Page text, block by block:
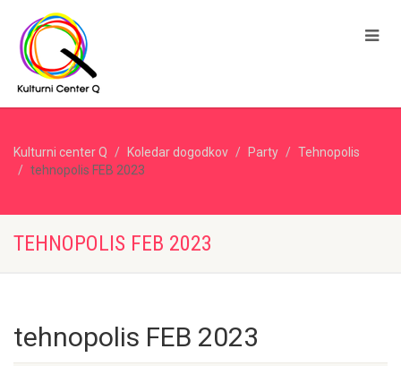
Kulturni center Q Koledar dogodkov Party
Tehnopolis
tehnopolis FEB 2023
TEHNOPOLIS FEB 2023
tehnopolis FEB 2023